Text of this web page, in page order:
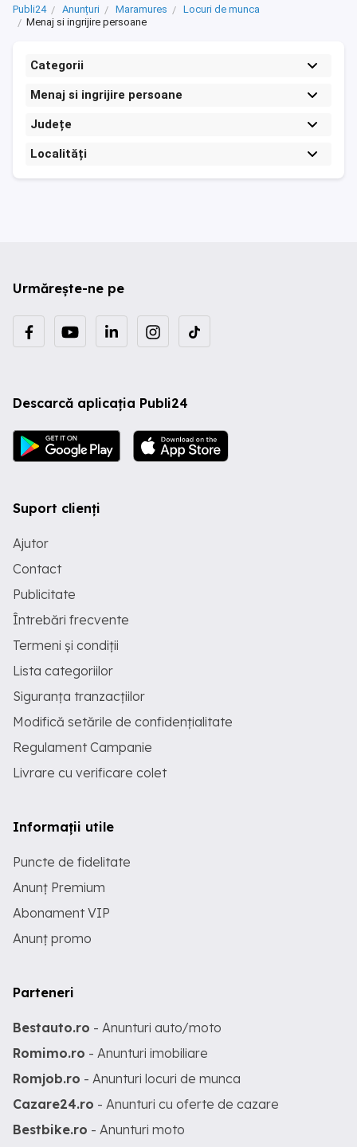
Publi24 Anunțuri Maramures
Locuri de munca
Menaj si ingrijire persoane
Categorii
Menaj si ingrijire persoane
Județe
Localități
Urmărește-ne pe
Descarcă aplicația Publi24
Suport clienți
Ajutor
Contact
Publicitate
Întrebări frecvente
Termeni și condiții
Lista categoriilor
Siguranța tranzacțiilor
Modifică setările de confidențialitate
Regulament Campanie
Livrare cu verificare colet
Informații utile
Puncte de fidelitate
Anunț Premium
Abonament VIP
Anunț promo
Parteneri
Bestauto.ro - Anunturi auto/moto
Romimo.ro - Anunturi imobiliare
Romjob.ro - Anunturi locuri de munca
Cazare24.ro - Anunturi cu oferte de cazare
Bestbike.ro - Anunturi moto